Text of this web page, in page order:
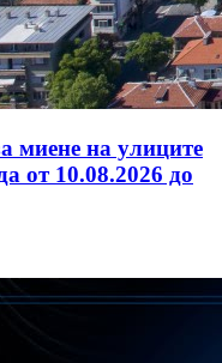
миене на улиците
от 10.08.2026 до